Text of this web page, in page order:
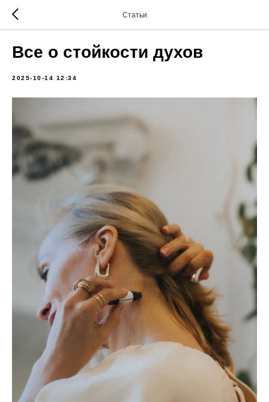
Статьи
Все о стойкости духов
2025-10-14 12:34